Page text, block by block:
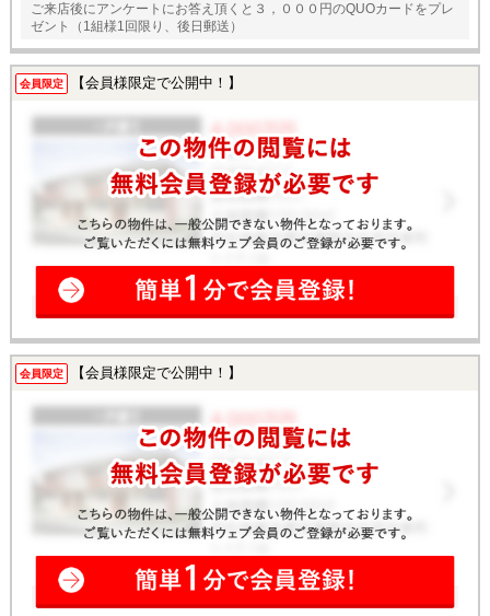
ご来店後にアンケートにお答え頂くと３，０００円のQUOカードをプレ
ゼント（1組様1回限り、後日郵送）
会員限定 【会員様限定で公開中！】
会員限定 【会員様限定で公開中！】